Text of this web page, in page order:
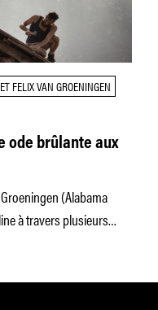
FELIX VAN GROENINGEN
ode brûlante aux
(Alabama
à travers plusieurs